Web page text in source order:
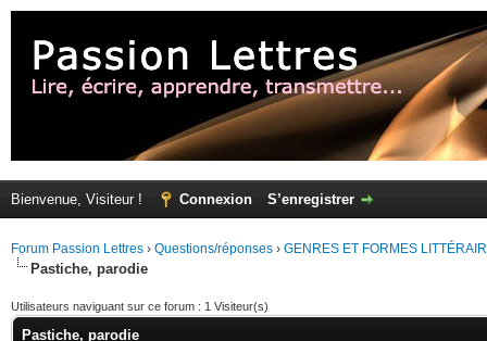
Bienvenue, Visiteur ! Connexion S’enregistrer
Forum Passion Lettres › Questions/réponses › GENRES ET FORMES
Pastiche, parodie
Utilisateurs naviguant sur ce forum : 1 Visiteur(s)
Pastiche, parodie